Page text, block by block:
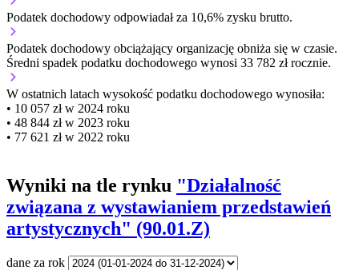
Podatek dochodowy odpowiadał za 10,6% zysku brutto.
Podatek dochodowy obciążający organizację obniża się w czasie.
Średni spadek podatku dochodowego wynosi 33 782 zł rocznie.
W ostatnich latach wysokość podatku dochodowego wynosiła:
• 10 057 zł w 2024 roku
• 48 844 zł w 2023 roku
• 77 621 zł w 2022 roku
Wyniki na tle rynku "Działalność
związana z wystawianiem przedstawień
artystycznych" (90.01.Z)
dane za rok